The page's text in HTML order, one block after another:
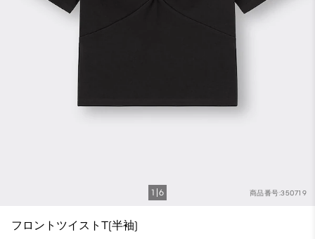
商品番号:350719
1 6
フロントツイストT(半袖)